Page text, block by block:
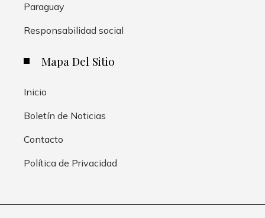
Paraguay
Responsabilidad social
Mapa Del Sitio
Inicio
Boletín de Noticias
Contacto
Política de Privacidad